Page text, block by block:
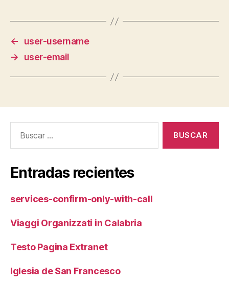
←
user-username
→
user-email
Entradas recientes
services-confirm-only-with-call
Viaggi Organizzati in Calabria
Testo Pagina Extranet
Iglesia de San Francesco